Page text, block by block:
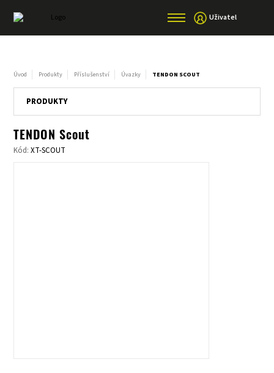
Uživatel
Úvod Produkty Příslušenství Úvazky TENDON SCOUT
PRODUKTY
TENDON Scout
Kód:XT-SCOUT